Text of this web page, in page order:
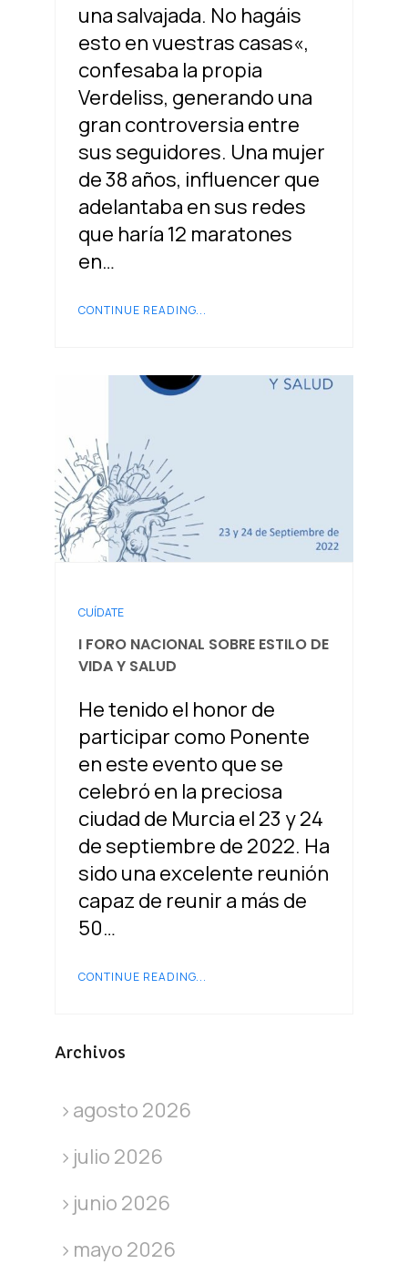
una salvajada. No hagáis
esto en vuestras casas«,
confesaba la propia
Verdeliss, generando una
gran controversia entre
sus seguidores. Una mujer
de 38 años, influencer que
adelantaba en sus redes
que haría 12 maratones
en…
CONTINUE READING...
CUÍDATE
I FORO NACIONAL SOBRE ESTILO DE
VIDA Y SALUD
He tenido el honor de
participar como Ponente
en este evento que se
celebró en la preciosa
ciudad de Murcia el 23 y 24
de septiembre de 2022. Ha
sido una excelente reunión
capaz de reunir a más de
50…
CONTINUE READING...
Archivos
agosto 2026
julio 2026
junio 2026
mayo 2026